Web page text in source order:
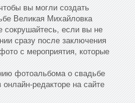
вы могли создать
Великая Михайловка
сокрушайтесь, если вы не
сразу после заключения
с мероприятия, которые
фотоальбома о свадьбе
редакторе на сайте